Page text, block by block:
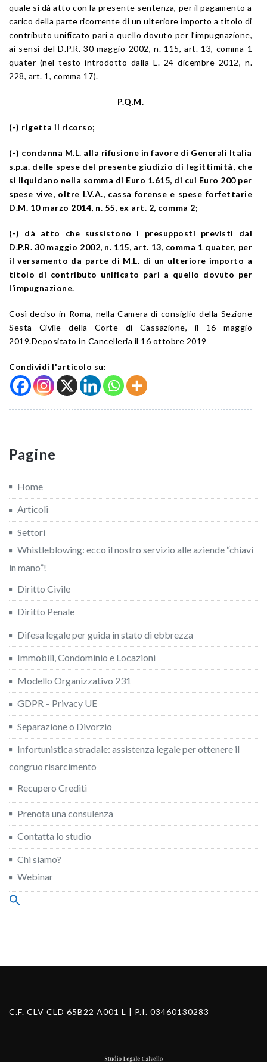
quale si dà atto con la presente sentenza, per il pagamento a
carico della parte ricorrente di un ulteriore importo a titolo di
contributo unificato pari a quello dovuto per l’impugnazione,
ai sensi del D.P.R. 30 maggio 2002, n. 115, art. 13, comma 1
quater (nel testo introdotto dalla L. 24 dicembre 2012, n.
228, art. 1, comma 17).
P.Q.M.
(-) rigetta il ricorso;
(-) condanna M.L. alla rifusione in favore di Generali Italia
s.p.a. delle spese del presente giudizio di legittimità, che
si liquidano nella somma di Euro 1.615, di cui Euro 200 per
spese vive, oltre I.V.A., cassa forense e spese forfettarie
D.M. 10 marzo 2014, n. 55, ex art. 2, comma 2;
(-) dà atto che sussistono i presupposti previsti dal
D.P.R. 30 maggio 2002, n. 115, art. 13, comma 1 quater, per
il versamento da parte di M.L. di un ulteriore importo a
titolo di contributo unificato pari a quello dovuto per
l’impugnazione.
Così deciso in Roma, nella Camera di consiglio della Sezione
Sesta Civile della Corte di Cassazione, il 16 maggio
2019.Depositato in Cancelleria il 16 ottobre 2019
Condividi l'articolo su:
Pagine
Home
Articoli
Settori
Whistleblowing: ecco il nostro servizio alle aziende “chiavi
in mano”!
Diritto Civile
Diritto Penale
Difesa legale per guida in stato di ebbrezza
Immobili, Condominio e Locazioni
Modello Organizzativo 231
GDPR – Privacy UE
Separazione o Divorzio
Infortunistica stradale: assistenza legale per ottenere il
congruo risarcimento
Recupero Crediti
Prenota una consulenza
Contatta lo studio
Chi siamo?
Webinar
Search
C.F. CLV CLD 65B22 A001 L | P.I. 03460130283